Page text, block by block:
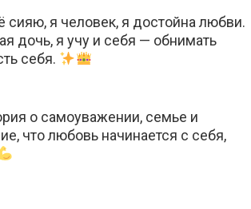
я человек, я достойна любви.
дочь, я учу и себя — обнимать
себя.
о самоуважении, семье и
что любовь начинается с себя,